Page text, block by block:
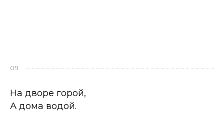
09
На дворе горой,
А дома водой.